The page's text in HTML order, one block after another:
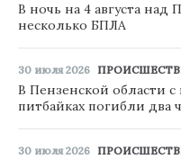
В ночь на 4 августа над
несколько БПЛА
30 июля 2026
В Пензенской области
питбайках погибли два
30 июля 2026